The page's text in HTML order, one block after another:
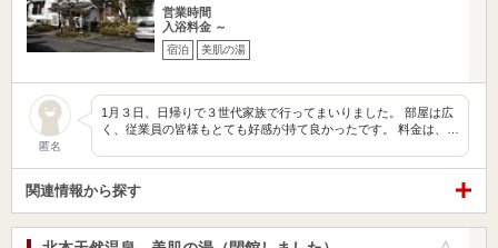
営業時間
入浴料金 ～
宿泊 美肌の湯
匿名
1月３日、日帰りで３世代家族で行ってまいりました。 部屋は広
く、従業員の皆様もとても好感が持て良かったです。 料金は、…
関連情報から探す